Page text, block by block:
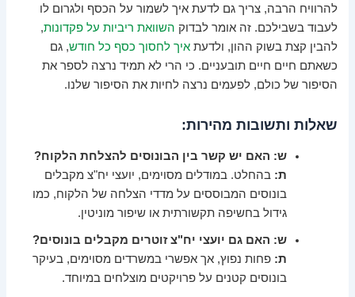
להרוויח הרבה, צריך גם לדעת איך לשמור על הכסף ולגרום לו
לעבוד בשבילכם. זה אומר לבדוק השוואת ריביות על פקדונות,
להבין קצת בשוק ההון, ולדעתאיך לחסוך כסף כל חודש, גם
כשאתם חיים חיים תובעניים. כי הרי לא תמיד נרצה לספר את
הסיפור של כולם, לפעמים נרצה לחיות את הסיפור שלנו.
שאלות ותשובות מהירות:
ש: האם יש קשר בין הבונוסים להצלחת הלקוח?
ת: בהחלט. במודלים מסוימים, יועצי יח"צ מקבלים
בונוסים המבוססים על מדדי הצלחה של הלקוח, כמו
גידול בחשיפה תקשורתית או שיפור מוניטין.
ש: האם גם יועצי יח"צ זוטרים מקבלים בונוסים?
ת: פחות נפוץ, אך אפשרי במשרדים מסוימים, בעיקר
בונוסים קטנים על פרויקטים מוצלחים במיוחד.